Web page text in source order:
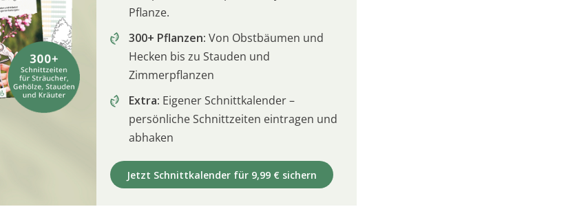
Pflanze.
300+ Pflanzen: Von Obstbäumen und
Hecken bis zu Stauden und
Zimmerpflanzen
Extra: Eigener Schnittkalender –
persönliche Schnittzeiten eintragen und
abhaken
Jetzt Schnittkalender für 9,99 € sichern